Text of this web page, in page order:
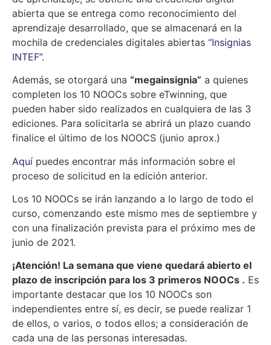
abierta que se entrega como reconocimiento del
aprendizaje desarrollado, que se almacenará en la
mochila de credenciales digitales abiertas “Insignias
INTEF”.
Además, se otorgará una “megainsignia” a quienes
completen los 10 NOOCs sobre eTwinning, que
pueden haber sido realizados en cualquiera de las 3
ediciones. Para solicitarla se abrirá un plazo cuando
finalice el último de los NOOCS (junio aprox.)
Aquí puedes encontrar más información sobre el
proceso de solicitud en la edición anterior.
Los 10 NOOCs se irán lanzando a lo largo de todo el
curso, comenzando este mismo mes de septiembre y
con una finalización prevista para el próximo mes de
junio de 2021.
¡Atención! La semana que viene quedará abierto el
plazo de inscripción para los 3 primeros NOOCs . Es
importante destacar que los 10 NOOCs son
independientes entre sí, es decir, se puede realizar 1
de ellos, o varios, o todos ellos; a consideración de
cada una de las personas interesadas.